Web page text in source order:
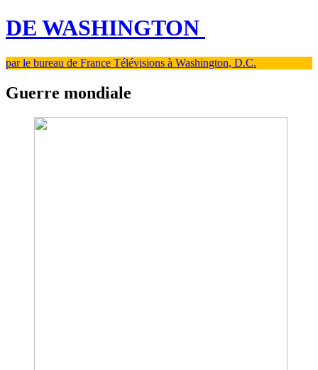
DE WASHINGTON
par le bureau de France Télévisions à Washington, D.C.
Guerre mondiale